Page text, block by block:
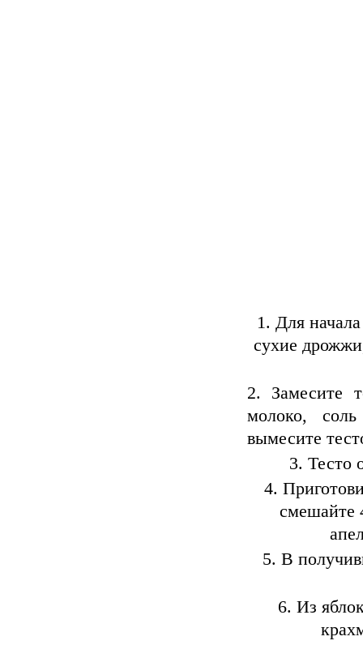
Для
сухие
Замесите
молоко,
вымесите
Тесто
смешайте
В
Из